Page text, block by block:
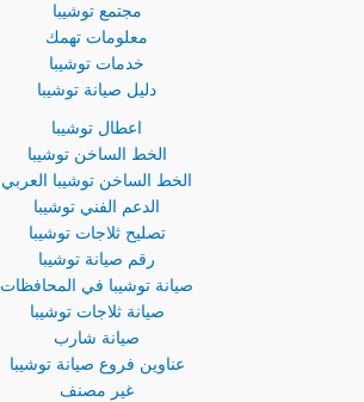
مجتمع توشيبا
معلومات تهمك
خدمات توشيبا
دليل صيانة توشيبا
اعطال توشيبا
الخط الساخن توشيبا
الخط الساخن توشيبا العربي
الدعم الفني توشيبا
تصليح ثلاجات توشيبا
رقم صيانة توشيبا
صيانة توشيبا في المحافظات
صيانة ثلاجات توشيبا
صيانة شارب
عناوين فروع صيانة توشيبا
غير مصنف